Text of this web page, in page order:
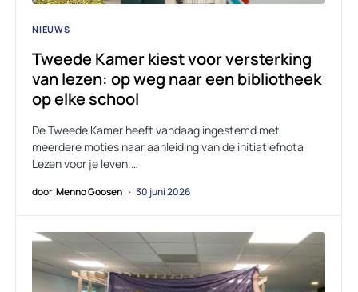
NIEUWS
Tweede Kamer kiest voor versterking
van lezen: op weg naar een bibliotheek
op elke school
De Tweede Kamer heeft vandaag ingestemd met
meerdere moties naar aanleiding van de initiatiefnota
Lezen voor je leven.…
door Menno Goosen 30 juni 2026